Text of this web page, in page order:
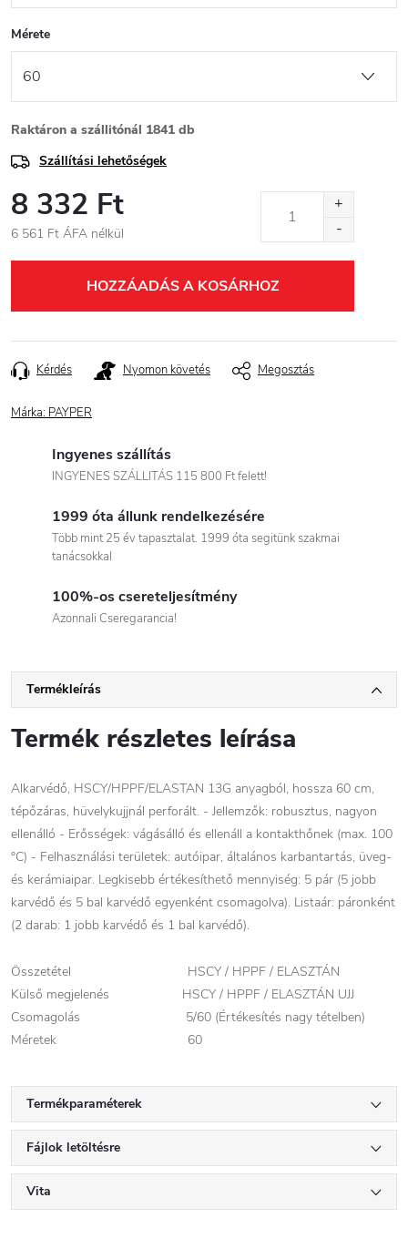
Mérete
Raktáron a szállitónál 1841 db
Szállítási lehetőségek
8 332 Ft
6 561 Ft ÁFA nélkül
HOZZÁADÁS A KOSÁRHOZ
Kérdés Nyomon követés Megosztás
Márka: PAYPER
Ingyenes szállítás
INGYENES SZÁLLITÁS 115 800 Ft felett!
1999 óta állunk rendelkezésére
Több mint 25 év tapasztalat. 1999 óta segitünk szakmai
tanácsokkal
100%-os csereteljesítmény
Azonnali Cseregarancia!
Termékleírás
Termék részletes leírása
Alkarvédő, HSCY/HPPF/ELASTAN 13G anyagból, hossza 60 cm,
tépőzáras, hüvelykujjnál perforált. - Jellemzők: robusztus, nagyon
ellenálló - Erősségek: vágásálló és ellenáll a kontakthőnek (max. 100
°C) - Felhasználási területek: autóipar, általános karbantartás, üveg-
és kerámiaipar. Legkisebb értékesíthető mennyiség: 5 pár (5 jobb
karvédő és 5 bal karvédő egyenként csomagolva). Listaár: páronként
(2 darab: 1 jobb karvédő és 1 bal karvédő).
Összetétel HSCY / HPPF / ELASZTÁN
Külső megjelenés HSCY / HPPF / ELASZTÁN UJJ
Csomagolás 5/60 (Értékesítés nagy tételben)
Méretek 60
Termékparaméterek
Fájlok letöltésre
Vita